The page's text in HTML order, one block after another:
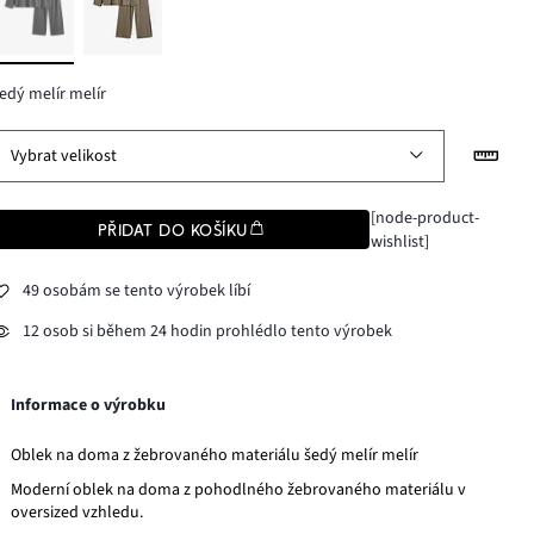
melír melír
Vybrat velikost
PŘIDAT DO KOŠÍKU
[node-product-
wishlist]
49 osobám se tento výrobek líbí
12 osob si během 24 hodin prohlédlo tento výrobek
Informace o výrobku
Oblek na doma z žebrovaného materiálu šedý melír melír
Moderní oblek na doma z pohodlného žebrovaného materiálu v
oversized vzhledu.